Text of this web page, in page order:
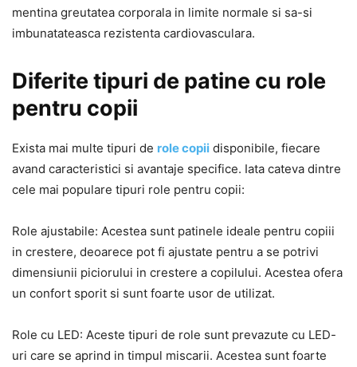
mentina greutatea corporala in limite normale si sa-si
imbunatateasca rezistenta cardiovasculara.
Diferite tipuri de patine cu role
pentru copii
Exista mai multe tipuri de role copii disponibile, fiecare
avand caracteristici si avantaje specifice. Iata cateva dintre
cele mai populare tipuri role pentru copii:
Role ajustabile: Acestea sunt patinele ideale pentru copiii
in crestere, deoarece pot fi ajustate pentru a se potrivi
dimensiunii piciorului in crestere a copilului. Acestea ofera
un confort sporit si sunt foarte usor de utilizat.
Role cu LED: Aceste tipuri de role sunt prevazute cu LED-
uri care se aprind in timpul miscarii. Acestea sunt foarte